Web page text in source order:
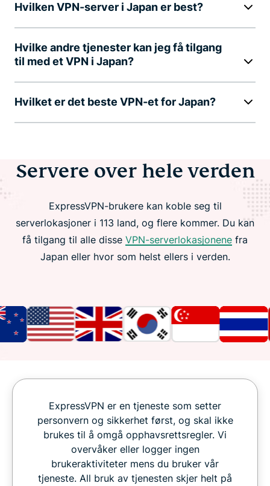
Hvilken VPN-server i Japan er best?
Hvilke andre tjenester kan jeg få tilgang
til med et VPN i Japan?
Hvilket er det beste VPN-et for Japan?
Servere over hele verden
ExpressVPN-brukere kan koble seg til
serverlokasjoner i 113 land, og flere kommer. Du kan
få tilgang til alle disse VPN-serverlokasjonene fra
Japan eller hvor som helst ellers i verden.
ExpressVPN er en tjeneste som setter
personvern og sikkerhet først, og skal ikke
brukes til å omgå opphavsrettsregler. Vi
overvåker eller logger ingen
brukeraktiviteter mens du bruker vår
tjeneste. All bruk av tjenesten skjer helt på